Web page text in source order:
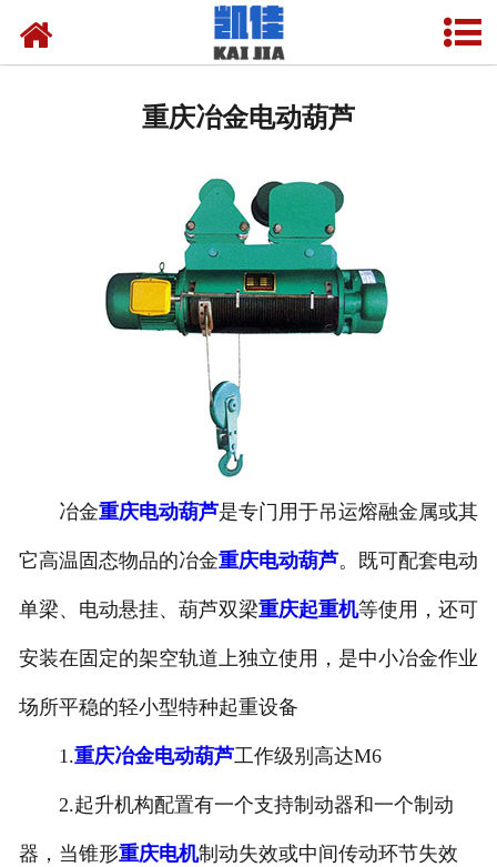
网站首页
重庆墙壁式悬臂吊
重庆龙门式悬臂吊
- 重庆移动式悬臂吊
重庆升降平台
- 重庆液压升降平台
- 重庆链条导轨式升降平台
- 重庆液压货梯
重庆举升机
重庆冶金电动葫芦
冶金重庆电动葫芦是专门用于吊运熔融金属或其
它高温固态物品的冶金重庆电动葫芦。既可配套电动
单梁、电动悬挂、葫芦双梁重庆起重机等使用，还可
安装在固定的架空轨道上独立使用，是中小冶金作业
场所平稳的轻小型特种起重设备
1.重庆冶金电动葫芦工作级别高达M6
2.起升机构配置有一个支持制动器和一个制动
器，当锥形重庆电机制动失效或中间传动环节失效